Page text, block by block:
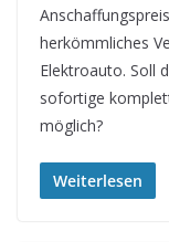
herkömmliches
Elektroauto. Soll
sofortige
möglich?
Weiterlesen